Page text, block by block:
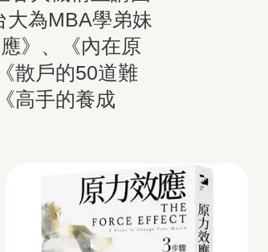
大為MBA學弟妹
》、《內在原
散戶的50道難
高手的養成